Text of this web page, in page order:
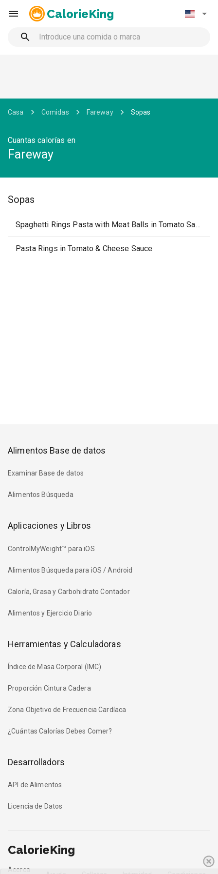
CalorieKing
Casa Comidas Fareway Sopas
Cuantas calorías en
Fareway
Sopas
Spaghetti Rings Pasta with Meat Balls in Tomato Sauce
Pasta Rings in Tomato & Cheese Sauce
Alimentos Base de datos
Examinar Base de datos
Alimentos Búsqueda
Aplicaciones y Libros
ControlMyWeight™ para iOS
Alimentos Búsqueda para iOS / Android
Caloría, Grasa y Carbohidrato Contador
Alimentos y Ejercicio Diario
Herramientas y Calculadoras
Índice de Masa Corporal (IMC)
Proporción Cintura Cadera
Zona Objetivo de Frecuencia Cardíaca
¿Cuántas Calorías Debes Comer?
Desarrolladors
API de Alimentos
Licencia de Datos
CalorieKing
Acerca